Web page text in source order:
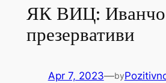
ЯК ВИЦ: Иванчо
презервативи
Apr 7, 2023—by